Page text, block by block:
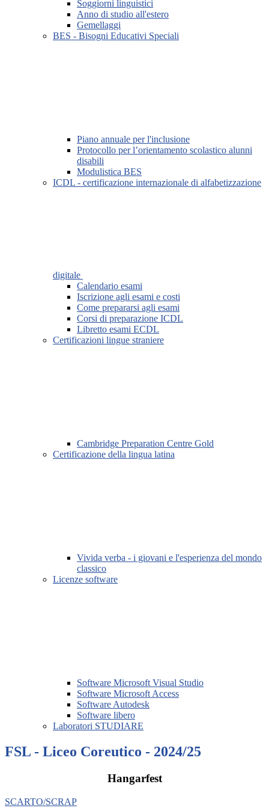
Soggiorni linguistici
Anno di studio all'estero
Gemellaggi
BES - Bisogni Educativi Speciali
Piano annuale per l'inclusione
Protocollo per l’orientamento scolastico alunni
disabili
Modulistica BES
ICDL - certificazione internazionale di alfabetizzazione
digitale
Calendario esami
Iscrizione agli esami e costi
Come prepararsi agli esami
Corsi di preparazione ICDL
Libretto esami ECDL
Certificazioni lingue straniere
Cambridge Preparation Centre Gold
Certificazione della lingua latina
Vivida verba - i giovani e l'esperienza del mondo
classico
Licenze software
Software Microsoft Visual Studio
Software Microsoft Access
Software Autodesk
Software libero
Laboratori STUDIARE
FSL - Liceo Coreutico - 2024/25
Hangarfest
SCARTO/SCRAP